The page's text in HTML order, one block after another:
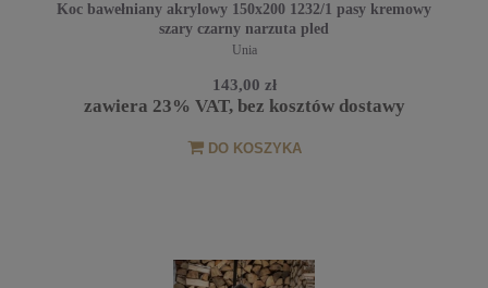
Koc bawełniany akrylowy 150x200 1232/1 pasy kremowy
szary czarny narzuta pled
Unia
143,00 zł
zawiera 23% VAT, bez kosztów dostawy
DO KOSZYKA